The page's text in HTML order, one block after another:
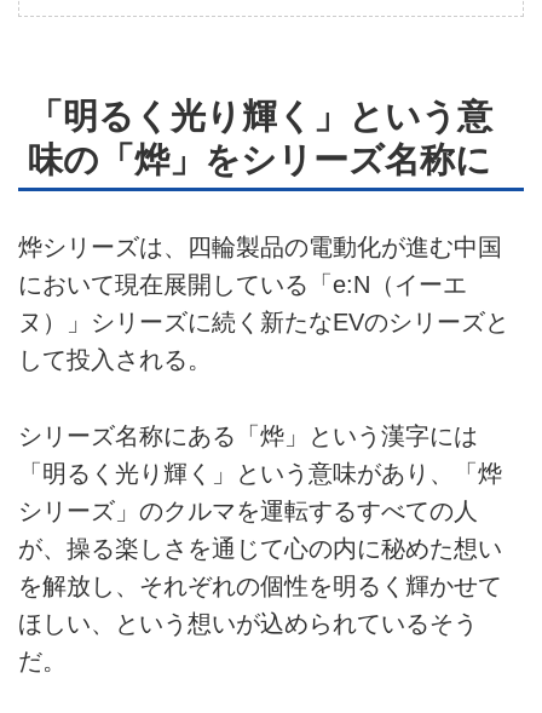
ライター名簿
広告掲載について
「明るく光り輝く」という意
味の「烨」をシリーズ名称に
烨シリーズは、四輪製品の電動化が進む中国
において現在展開している「e:N（イーエ
ヌ）」シリーズに続く新たなEVのシリーズと
して投入される。
シリーズ名称にある「烨」という漢字には
「明るく光り輝く」という意味があり、「烨
シリーズ」のクルマを運転するすべての人
が、操る楽しさを通じて心の内に秘めた想い
を解放し、それぞれの個性を明るく輝かせて
ほしい、という想いが込められているそう
だ。